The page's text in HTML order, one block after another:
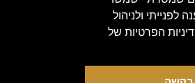
לפנייתי ולניהול
הפרטיות של